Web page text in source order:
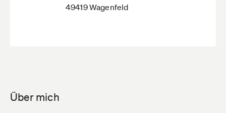
49419 Wagenfeld
Über mich